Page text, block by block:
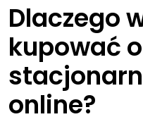
Dlaczego
kupować
online?